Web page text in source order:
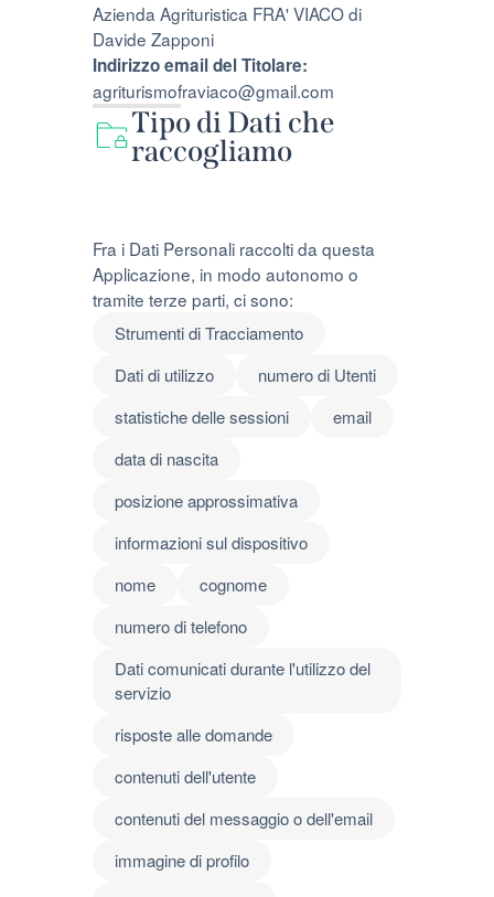
Azienda Agrituristica FRA' VIACO di
Davide Zapponi
Indirizzo email del Titolare:
agriturismofraviaco@gmail.com
Tipo di Dati che
raccogliamo
Fra i Dati Personali raccolti da questa
Applicazione, in modo autonomo o
tramite terze parti, ci sono:
Strumenti di Tracciamento
Dati di utilizzo
numero di Utenti
statistiche delle sessioni
email
data di nascita
posizione approssimativa
informazioni sul dispositivo
nome
cognome
numero di telefono
Dati comunicati durante l'utilizzo del
servizio
risposte alle domande
contenuti dell'utente
contenuti del messaggio o dell'email
immagine di profilo